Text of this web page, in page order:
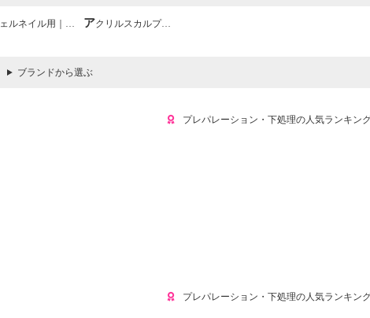
ジェルネイル用｜プレパレーション アクリルスカルプ用｜プレパレーション
ブランドから選ぶ
プレパレーション・下処理の人気ランキン
プレパレーション・下処理の人気ランキン